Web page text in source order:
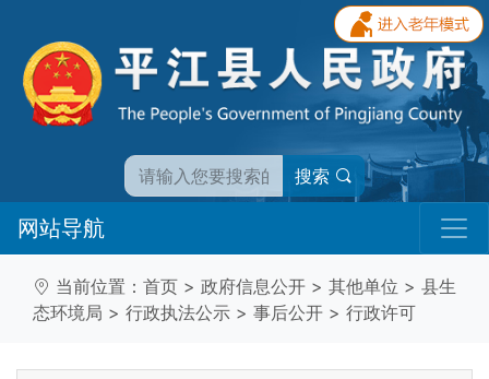
搜索
网站导航
当前位置： 首页 > 政府信息公开 > 其他单位 > 县生
态环境局 > 行政执法公示 > 事后公开 > 行政许可